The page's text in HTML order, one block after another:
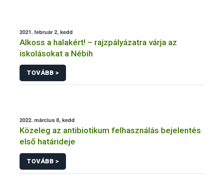
2021. február 2, kedd
Alkoss a halakért! – rajzpályázatra várja az
iskolásokat a Nébih
TOVÁBB >
2022. március 8, kedd
Közeleg az antibiotikum felhasználás bejelentés
első határideje
TOVÁBB >